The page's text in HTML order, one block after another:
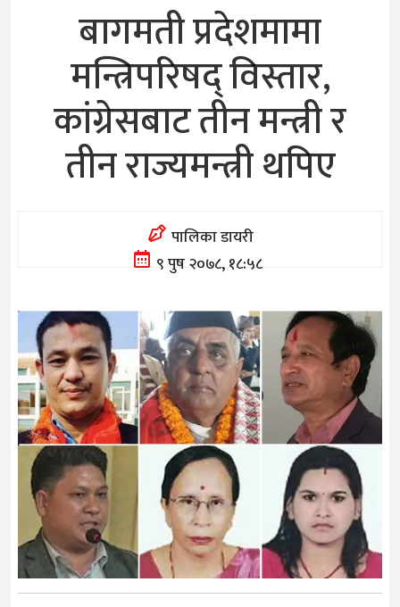
बागमती प्रदेशमामा
मन्त्रिपरिषद् विस्तार,
कांग्रेसबाट तीन मन्त्री र
तीन राज्यमन्त्री थपिए
पालिका डायरी
९ पुष २०७८, १८:५८